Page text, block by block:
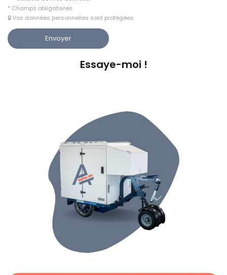
* Champs obligatoires
🔒 Vos données personnelles sont protégées
Essaye-moi !